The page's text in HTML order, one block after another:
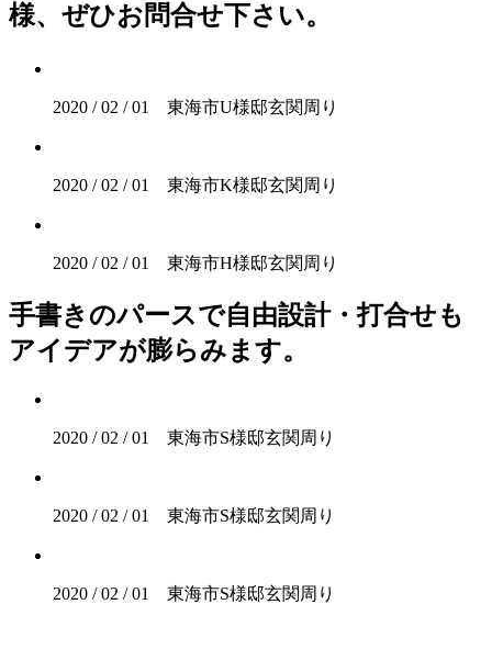
様、ぜひお問合せ下さい。
2020 / 02 / 01 東海市U様邸玄関周り
2020 / 02 / 01 東海市K様邸玄関周り
2020 / 02 / 01 東海市H様邸玄関周り
手書きのパースで自由設計・打合せも
アイデアが膨らみます。
2020 / 02 / 01 東海市S様邸玄関周り
2020 / 02 / 01 東海市S様邸玄関周り
2020 / 02 / 01 東海市S様邸玄関周り